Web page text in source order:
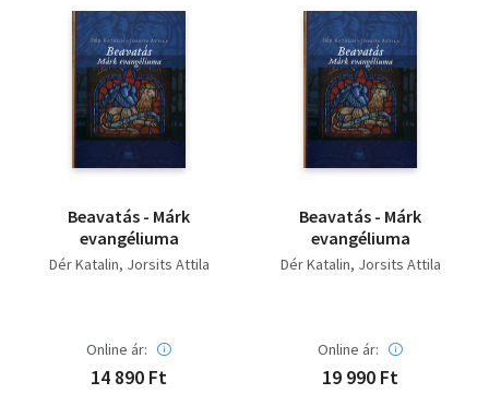
Művészet
Szakkönyv
Szótár, nyelvkönyv
Tankönyv, segédkönyv
Társadalomtudomány
Természettudomány
Beavatás - Márk
evangéliuma
Dér Katalin Jorsits Attila
Online ár:
14 890 Ft
Beavatás - Márk
evangéliuma
Dér Katalin Jorsits Attila
Online ár:
19 990 Ft